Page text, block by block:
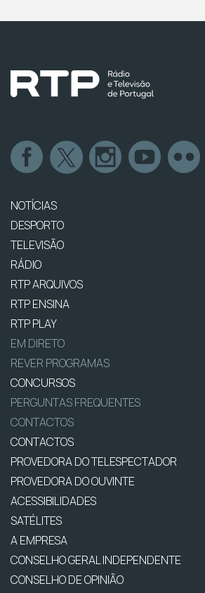
NOTÍCIAS
DESPORTO
TELEVISÃO
RÁDIO
RTP ARQUIVOS
RTP ENSINA
RTP PLAY
EM DIRETO
REVER PROGRAMAS
CONCURSOS
PERGUNTAS FREQUENTES
CONTACTOS
CONTACTOS
PROVEDORA DO TELESPECTADOR
PROVEDORA DO OUVINTE
ACESSIBILIDADES
SATÉLITES
A EMPRESA
CONSELHO GERAL INDEPENDENTE
CONSELHO DE OPINIÃO